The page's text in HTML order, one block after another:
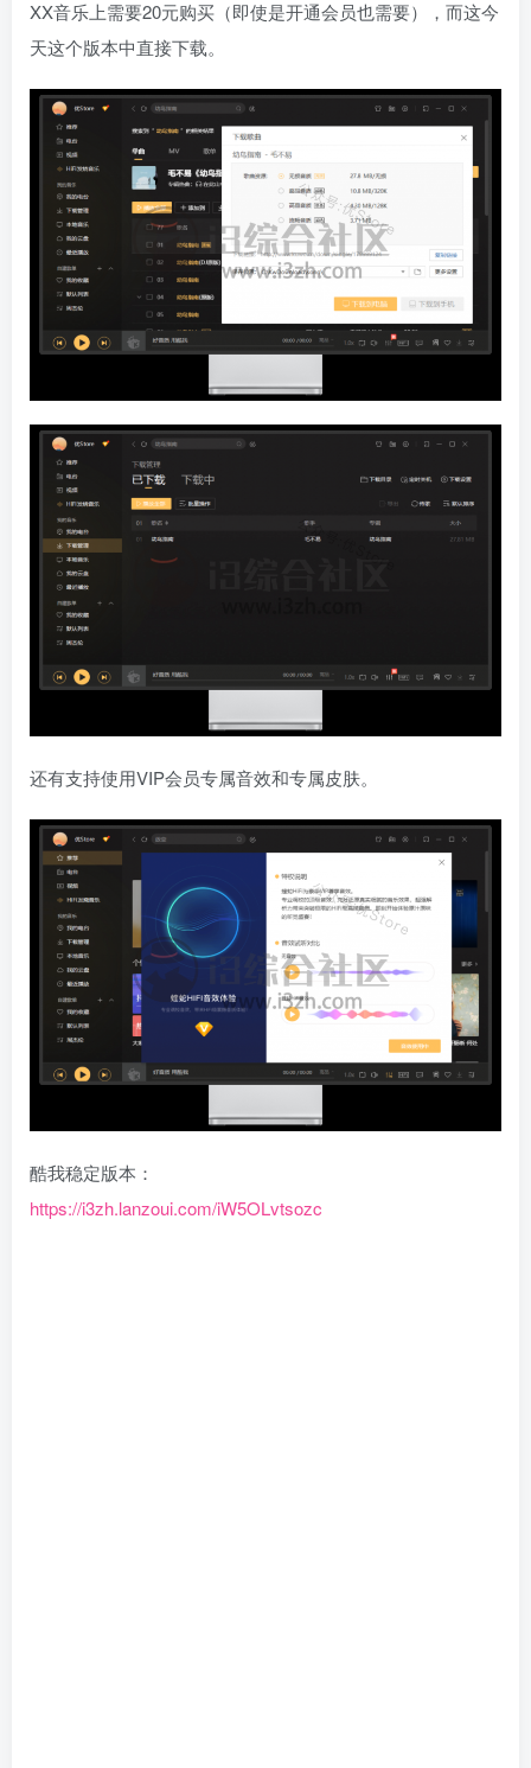
XX音乐上需要20元购买（即使是开通会员也需要），而这今
天这个版本中直接下载。
还有支持使用VIP会员专属音效和专属皮肤。
酷我稳定版本：
https://i3zh.lanzoui.com/iW5OLvtsozc